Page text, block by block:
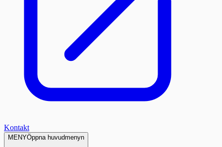
Kontakt
MENYÖppna huvudmenyn